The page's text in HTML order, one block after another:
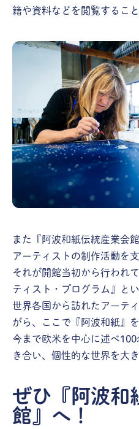
籍や資料などを閲覧するこ
また『阿波和紙伝統産業会
アーティストの制作活動を
それが開館当初から行われ
ティスト・プログラム』と
世界各国から訪れたアーテ
がら、ここで『阿波和紙』
今まで欧米を中心に述べ
き合い、個性的な世界を大
ぜひ『阿波和
館』へ！